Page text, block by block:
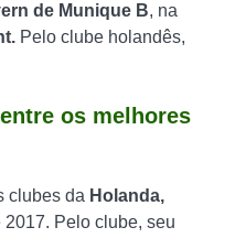
de Munique B, na
Pelo clube holandês,
os melhores
clubes da Holanda,
Pelo clube, seu